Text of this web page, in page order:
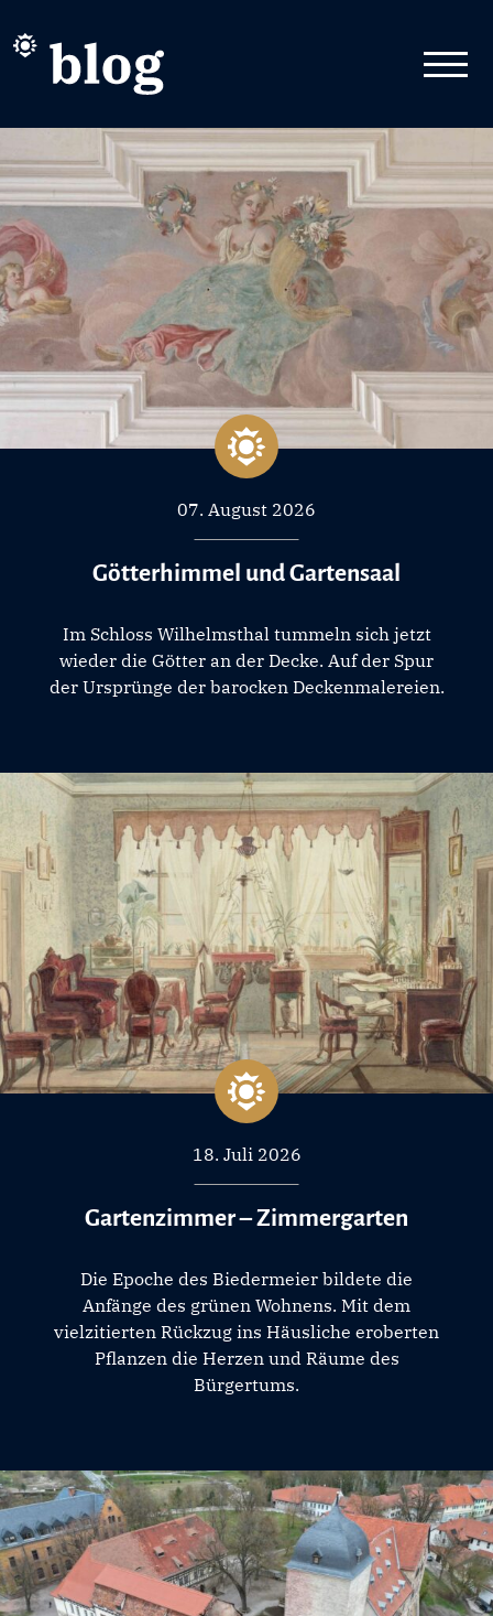
07. August 2026
Götterhimmel und Gartensaal
Im Schloss Wilhelmsthal tummeln sich jetzt
wieder die Götter an der Decke. Auf der Spur
der Ursprünge der barocken Deckenmalereien.
18. Juli 2026
Gartenzimmer – Zimmergarten
Die Epoche des Biedermeier bildete die
Anfänge des grünen Wohnens. Mit dem
vielzitierten Rückzug ins Häusliche eroberten
Pflanzen die Herzen und Räume des
Bürgertums.